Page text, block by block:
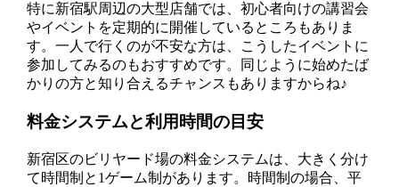
特に新宿駅周辺の大型店舗では、初心者向けの講習会
やイベントを定期的に開催しているところもありま
す。一人で行くのが不安な方は、こうしたイベントに
参加してみるのもおすすめです。同じように始めたば
かりの方と知り合えるチャンスもありますからね♪
料金システムと利用時間の目安
新宿区のビリヤード場の料金システムは、大きく分け
て時間制と1ゲーム制があります。時間制の場合、平